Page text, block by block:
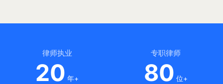
律师执业
20 年+
专职律师
80 位+